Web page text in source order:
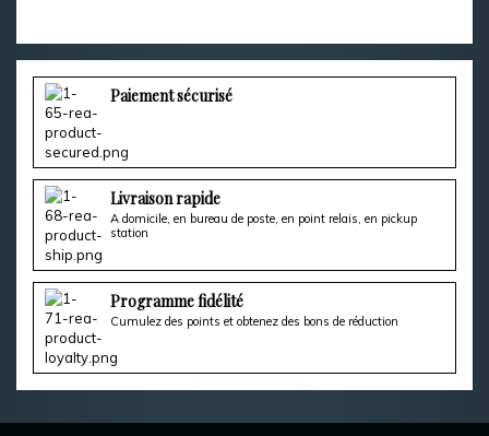
Paiement sécurisé
Livraison rapide
A domicile, en bureau de poste, en point relais, en pickup
station
Programme fidélité
Cumulez des points et obtenez des bons de réduction